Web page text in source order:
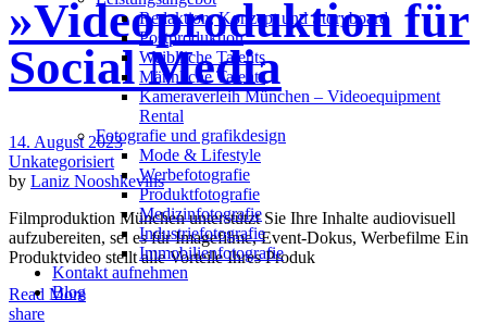
Redak­ti­on, Kon­zept und Storyboard
Post­pro­duk­ti­on
Weiblliche Talents
Männliche Talents
Kameraverleih München – Videoequipment
Rental
Fotografie und grafikdesign
Mode & Lifestyle
Werbefotografie
Produktfotografie
Medizinfotografie
Industriefotografie
Immobilienfotografie
Kontakt aufnehmen
Blog
»Videoproduktion für
Social Media
14. August 2023
Unkategorisiert
by Laniz Nooshkevins
Filmproduktion München unterstützt Sie Ihre Inhalte audiovisuell
aufzubereiten, sei es für Imagefilme, Event-Dokus, Werbefilme Ein
Produktvideo stellt alle Vorteile Ihres Produk
Read More
share